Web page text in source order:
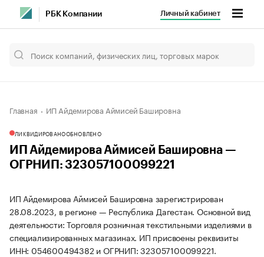
РБК Компании Личный кабинет
Главная ИП Айдемирова Аймисей Башировна
ЛИКВИДИРОВАНООБНОВЛЕНО
ИП Айдемирова Аймисей Башировна —
ОГРНИП: 323057100099221
ИП Айдемирова Аймисей Башировна зарегистрирован
28.08.2023, в регионе — Республика Дагестан. Основной вид
деятельности: Торговля розничная текстильными изделиями в
специализированных магазинах. ИП присвоены реквизиты
ИНН: 054600494382 и ОГРНИП: 323057100099221.